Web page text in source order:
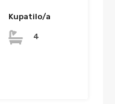
Kupatilo/a
4